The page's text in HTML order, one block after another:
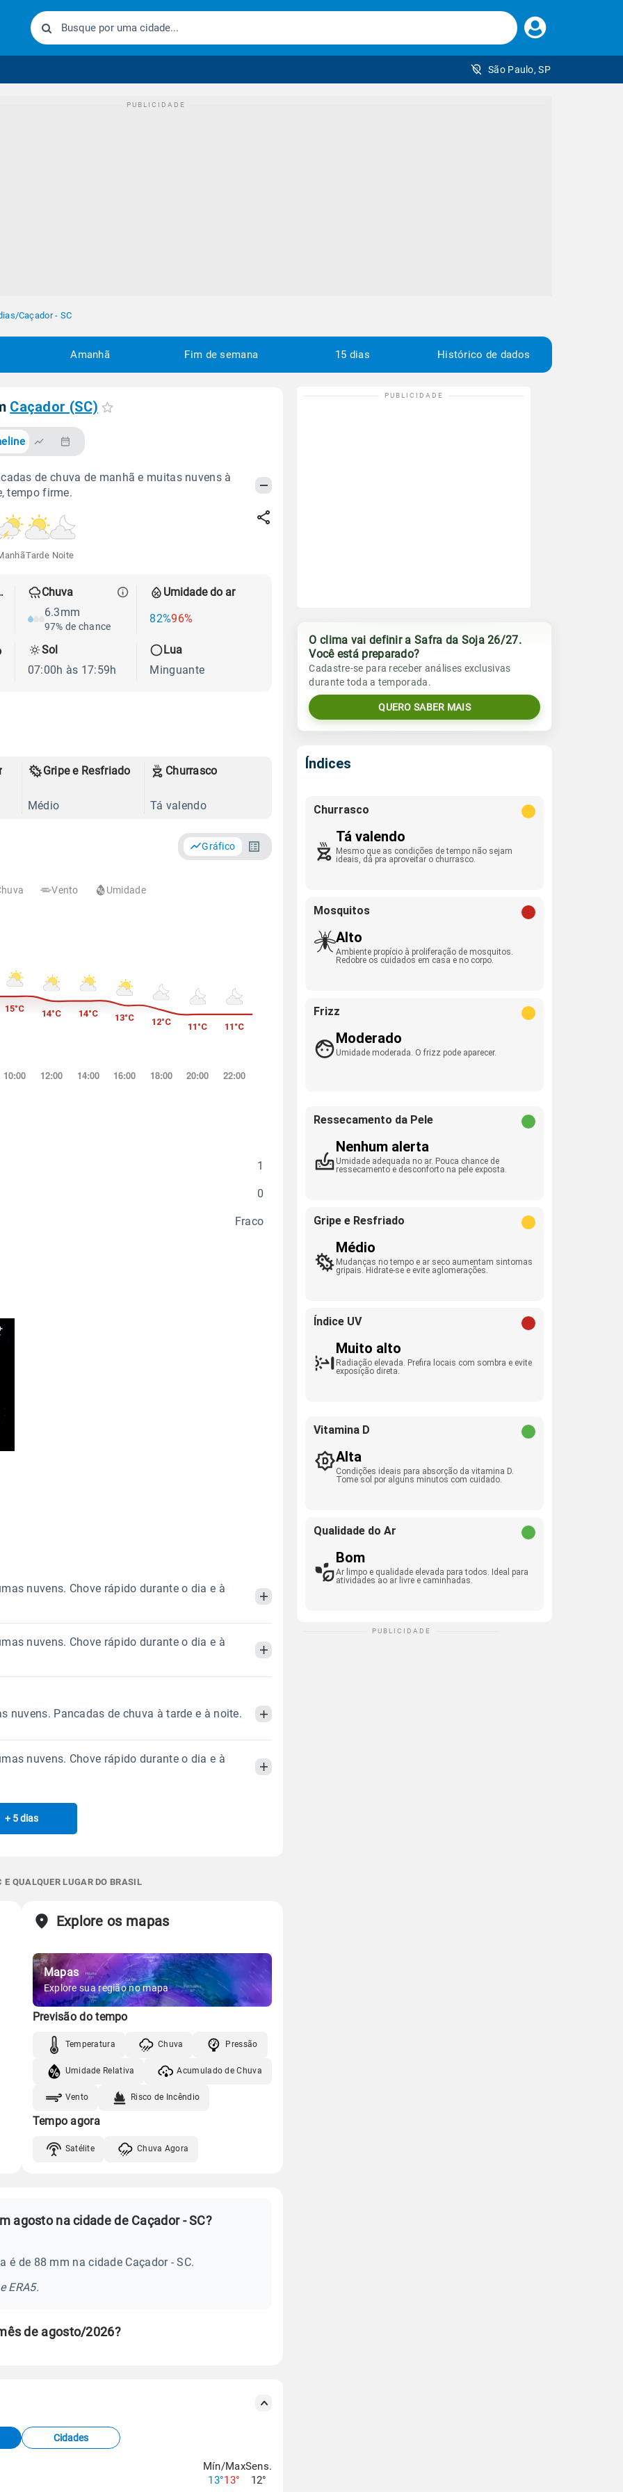
Faça
seu
São Paulo, SP
/Caçador - SC
Amanhã Fim de semana 15 dias Histórico de dados
Caçador (SC)
de chuva de manhã e muitas nuvens à
tempo firme.
Tarde Noite
Chuva
6.3mm
97% de chance
Umidade do ar
82%96%
Sol
07:00h às 17:59h
Lua
Minguante
Gripe e Resfriado
Médio
Churrasco
Tá valendo
Gráfico
Vento Umidade
1
0
Fraco
nuvens. Chove rápido durante o dia e à
5.6mm
78%97%
07:00h às 17:59h
Minguante
nuvens. Chove rápido durante o dia e à
Chuva
6.2mm
Umidade do ar
Sol
06:59h às 18:00h
Vento
nuvens. Pancadas de chuva à tarde e à noite.
Chuva
06:58h às 18:00h
Vento Umidade
nuvens. Chove rápido durante o dia e à
ManhãTarde
13.0mm
Sol
Lua
Gráfico
+ 5 dias
QUALQUER LUGAR DO BRASIL
Explore os mapas
Mapas
Explore sua região no mapa
Previsão do tempo
Temperatura Chuva Pressão
Umidade Relativa Acumulado de Chuva
Vento Risco de Incêndio
Tempo agora
Satélite Chuva Agora
agosto na cidade de Caçador - SC?
é de 88 mm na cidade Caçador - SC.
ERA5.
de agosto/2026?
Cidades
Mín/Max
13°13°
Sens.
12°
O clima vai definir a Safra da Soja 26/27.
Você está preparado?
Cadastre-se para receber análises exclusivas
durante toda a temporada.
QUERO SABER MAIS
Índices
Churrasco
Tá valendo
Mesmo que as condições de tempo não sejam
ideais, dá pra aproveitar o churrasco.
Mosquitos
Alto
Ambiente propício à proliferação de mosquitos.
Redobre os cuidados em casa e no corpo.
Frizz
Moderado
Umidade moderada. O frizz pode aparecer.
Ressecamento da Pele
Nenhum alerta
Umidade adequada no ar. Pouca chance de
ressecamento e desconforto na pele exposta.
Gripe e Resfriado
Médio
Mudanças no tempo e ar seco aumentam sintomas
gripais. Hidrate-se e evite aglomerações.
Índice UV
Muito alto
Radiação elevada. Prefira locais com sombra e evite
exposição direta.
Vitamina D
Alta
Condições ideais para absorção da vitamina D.
Tome sol por alguns minutos com cuidado.
Qualidade do Ar
Bom
Ar limpo e qualidade elevada para todos. Ideal para
atividades ao ar livre e caminhadas.